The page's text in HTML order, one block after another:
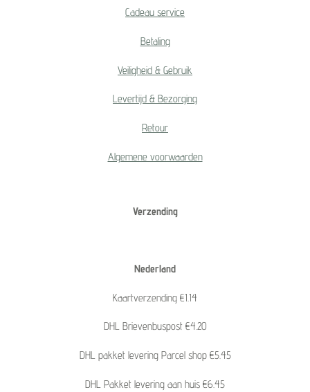
Cadeau service
Betaling
Veiligheid & Gebruik
Levertijd & Bezorging
Retour
Algemene voorwaarden
Verzending
Nederland
Kaartverzending €1.14
DHL Brievenbuspost €4.20
DHL pakket levering Parcel shop €5.45
DHL Pakket levering aan huis €6.45